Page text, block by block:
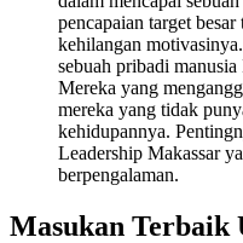
pencapaian target
kehilangan
sebuah pribadi
Mereka yang
mereka yang tidak
kehidupannya.
Leadership Makassar
berpengalaman.
Masukan Terbaik